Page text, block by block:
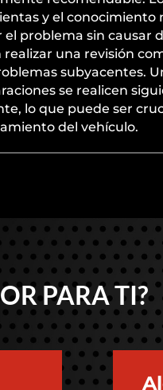
y el conocimiento
el problema sin causar
realizar una revisión
subyacentes.
se realicen
lo que puede ser
del vehículo.
PARA TI?